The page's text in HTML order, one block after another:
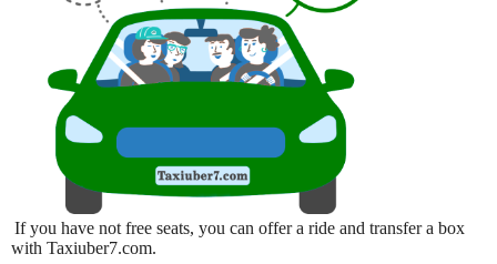
If you have not free seats, you can offer a ride and transfer a box
with Taxiuber7.com.